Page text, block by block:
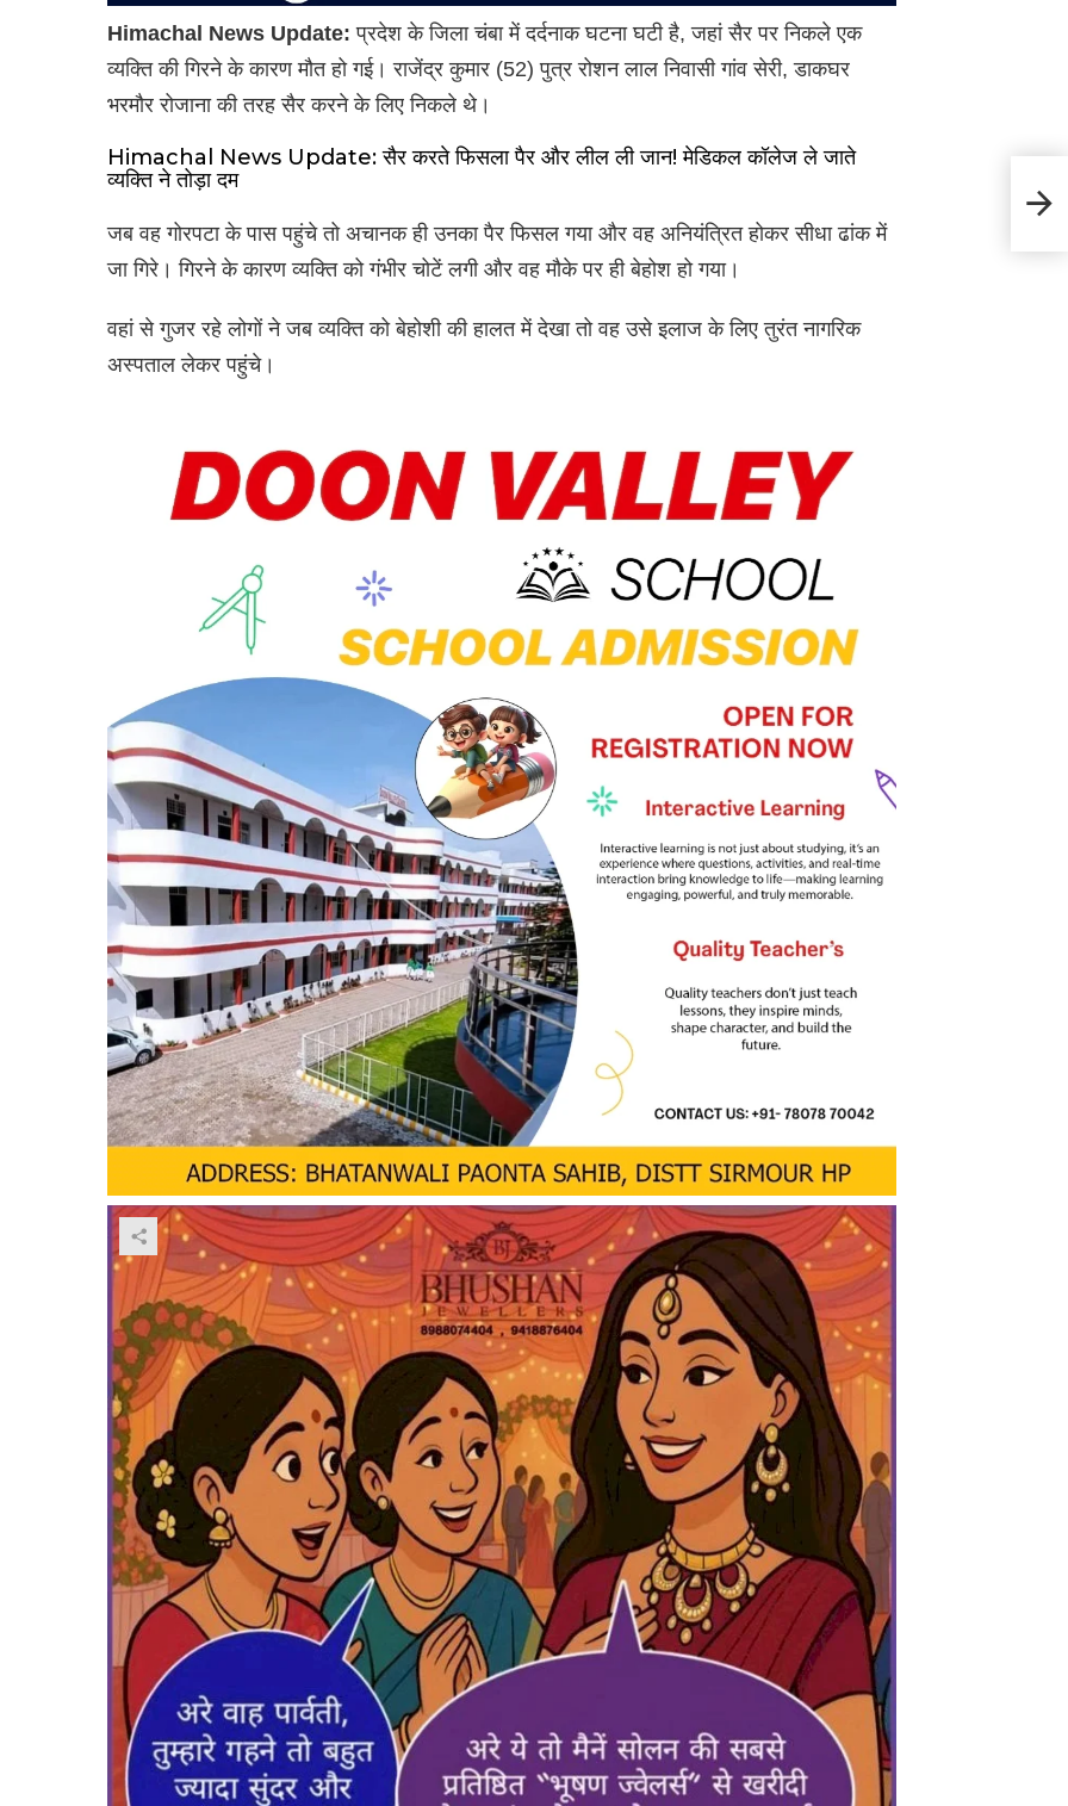
Himachal News Update: प्रदेश के जिला चंबा में दर्दनाक घटना घटी है, जहां सैर पर निकले एक
व्यक्ति की गिरने के कारण मौत हो गई। राजेंद्र कुमार (52) पुत्र रोशन लाल निवासी गांव सेरी, डाकघर
भरमौर रोजाना की तरह सैर करने के लिए निकले थे।
Himachal News Update: सैर करते फिसला पैर और लील ली जान! मेडिकल कॉलेज ले जाते
व्यक्ति ने तोड़ा दम
जब वह गोरपटा के पास पहुंचे तो अचानक ही उनका पैर फिसल गया और वह अनियंत्रित होकर सीधा ढांक में
जा गिरे। गिरने के कारण व्यक्ति को गंभीर चोटें लगी और वह मौके पर ही बेहोश हो गया।
वहां से गुजर रहे लोगों ने जब व्यक्ति को बेहोशी की हालत में देखा तो वह उसे इलाज के लिए तुरंत नागरिक
अस्पताल लेकर पहुंचे।